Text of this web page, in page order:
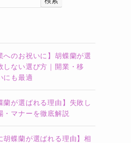
へのお祝いに】胡蝶蘭が選
しない選び方｜開業・移
にも最適
蘭が選ばれる理由】失敗し
・マナーを徹底解説
胡蝶蘭が選ばれる理由】相